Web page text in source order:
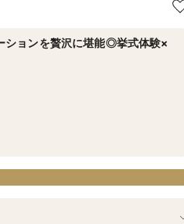
た方へ＊コース試食×安心見積相談
絶景オーシャンビュー＆4万円牛
プレゼント×本音の見積比較フェア
ションを贅沢に堪能◎挙式体験×